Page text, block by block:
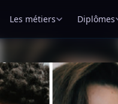
Les métiers Diplômes